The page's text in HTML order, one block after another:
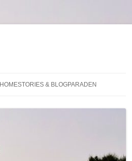
HOMESTORIES & BLOGPARADEN